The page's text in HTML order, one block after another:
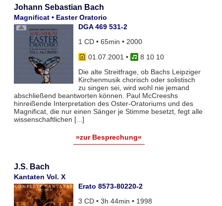
Johann Sebastian Bach
Magnificat • Easter Oratorio
DGA 469 531-2
1 CD • 65min • 2000
01.07.2001 •
8 10 10
Die alte Streitfrage, ob Bachs Leipziger
Kirchenmusik chorisch oder solistisch
zu singen sei, wird wohl nie jemand
abschließend beantworten können. Paul McCreeshs
hinreißende Interpretation des Oster-Oratoriums und des
Magnificat, die nur einen Sänger je Stimme besetzt, fegt alle
wissenschaftlichen [...]
»zur Besprechung«
J.S. Bach
Kantaten Vol. X
Erato 8573-80220-2
3 CD • 3h 44min • 1998